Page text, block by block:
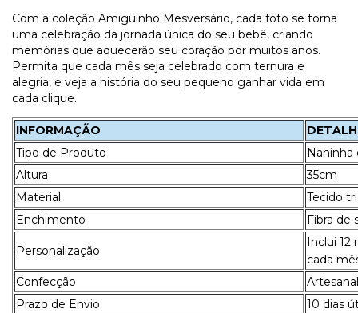
Com a coleção Amiguinho Mesversário, cada foto se torna
uma celebração da jornada única do seu bebê, criando
memórias que aquecerão seu coração por muitos anos.
Permita que cada mês seja celebrado com ternura e
alegria, e veja a história do seu pequeno ganhar vida em
cada clique.
INFORMAÇÃO
Tipo de Produto
Naninha
Altura
35cm
Material
Tecido
Enchimento
Fibra de
Personalização
Inclui 12
cada
Confecção
Prazo de Envio
10 dias